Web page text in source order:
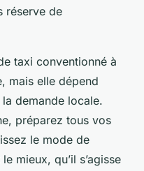
réserve de
taxi conventionné à
mais elle dépend
demande locale.
préparez tous vos
le mode de
mieux, qu’il s’agisse